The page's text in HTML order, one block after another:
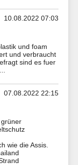
10.08.2022 07:03
und foam
und verbraucht
sind es fuer
07.08.2022 22:15
wie die Assis.